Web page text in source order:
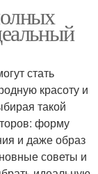
стать
красоту и
такой
форму
и даже образ
советы и